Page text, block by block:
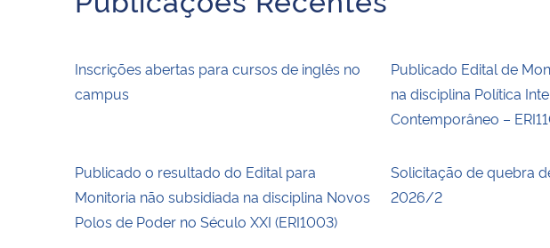
Inscrições abertas para cursos de inglês no
campus
Publicado Edital de
na disciplina Política
Contemporâneo –
Publicado o resultado do Edital para
Monitoria não subsidiada na disciplina Novos
Polos de Poder no Século XXI (ERI1003)
Solicitação de quebra
2026/2